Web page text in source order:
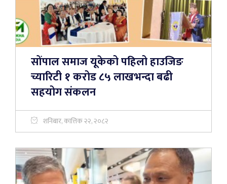
सोंपाल समाज यूकेको पहिलो हाउजिङ
च्यारिटी १ करोड ८५ लाखभन्दा बढी
सहयोग संकलन
शनिबार, कात्तिक २२, २०८२